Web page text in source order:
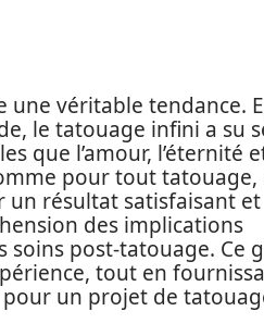
une véritable tendance.
le tatouage infini a su
que l’amour, l’éternité
pour tout tatouage,
résultat satisfaisant et
des implications
soins post-tatouage. Ce
tout en
pour un projet de